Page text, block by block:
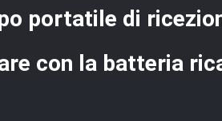
portatile di
con la batteria